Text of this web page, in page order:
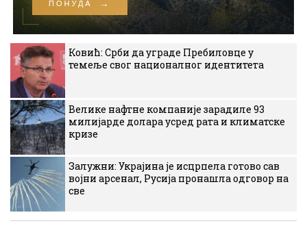
Ковић: Срби да уграде Пребиловце у
темеље свог националног идентитета
Велике нафтне компаније зарадиле 93
милијарде долара усред рата и климатске
кризе
Залужни: Украјина је исцрпела готово сав
војни арсенал, Русија пронашла одговор на
све